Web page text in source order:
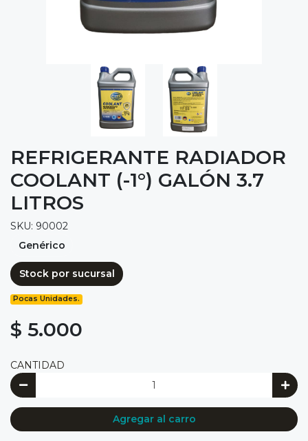
REFRIGERANTE RADIADOR
COOLANT (-1°) GALÓN 3.7
LITROS
SKU: 90002
Genérico
Stock por sucursal
Pocas Unidades.
$ 5.000
CANTIDAD
Agregar al carro